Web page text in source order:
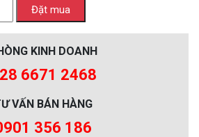
KINH DOANH
6671 2468
VẤN BÁN HÀNG
356 186